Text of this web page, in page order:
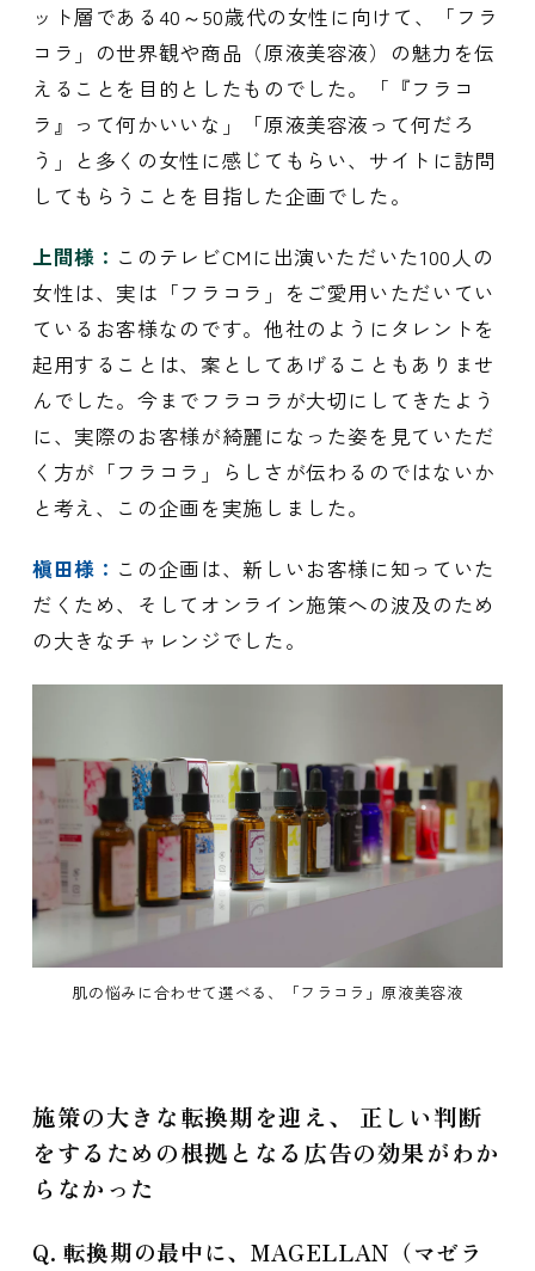
ット層である40～50歳代の女性に向けて、「フラ
コラ」の世界観や商品（原液美容液）の魅力を伝
えることを目的としたものでした。「『フラコ
ラ』って何かいいな」「原液美容液って何だろ
う」と多くの女性に感じてもらい、サイトに訪問
してもらうことを目指した企画でした。
上間様： このテレビCMに出演いただいた100人の
女性は、実は「フラコラ」をご愛用いただいてい
ているお客様なのです。他社のようにタレントを
起用することは、案としてあげることもありませ
んでした。今までフラコラが大切にしてきたよう
に、実際のお客様が綺麗になった姿を見ていただ
く方が「フラコラ」らしさが伝わるのではないか
と考え、この企画を実施しました。
槇田様： この企画は、新しいお客様に知っていた
だくため、そしてオンライン施策への波及のため
の大きなチャレンジでした。
肌の悩みに合わせて選べる、「フラコラ」原液美容液
施策の大きな転換期を迎え、 正しい判断
をするための根拠となる広告の効果がわか
らなかった
Q. 転換期の最中に、MAGELLAN（マゼラ